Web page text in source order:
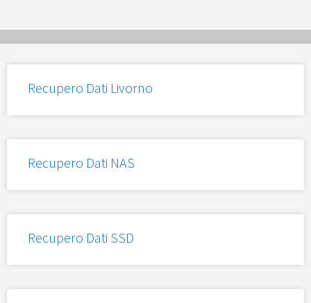
Recupero Dati Livorno
Recupero Dati NAS
Recupero Dati SSD